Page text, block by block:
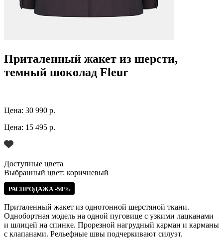
Приталенный жакет из шерсти,
темный шоколад Fleur
Цена: 30 990 р.
Цена: 15 495 р.
Доступные цвета
Выбранный цвет: коричневый
РАСПРОДАЖА -50%
Приталенный жакет из однотонной шерстяной ткани.
Однобортная модель на одной пуговице с узкими лацканами
и шлицей на спинке. Прорезной нагрудный карман и карманы
с клапанами. Рельефные швы подчеркивают силуэт.